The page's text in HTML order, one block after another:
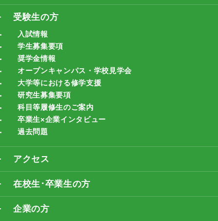
受験生の方
入試情報
学生募集要項
奨学金情報
オープンキャンパス・学校見学会
大学等における修学支援
研究生募集要項
科目等履修生のご案内
卒業生×企業インタビュー
過去問題
アクセス
在校生･卒業生の方
企業の方